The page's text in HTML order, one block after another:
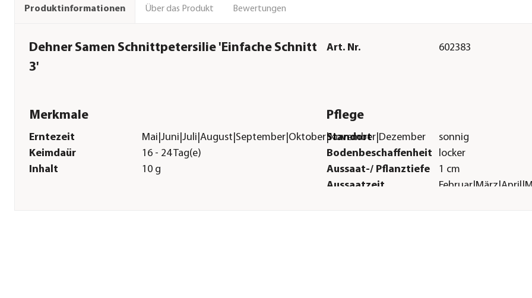
Produktinformationen Über das Produkt Bewertungen
Dehner Samen Schnittpetersilie 'Einfache Schnitt
3'
Art. Nr. 602383
Merkmale
Erntezeit
Mai|Juni|Juli|August|September|Oktober|November|Dezember
Keimdaür
16 - 24 Tag(e)
Inhalt
10 g
Pflege
Standort
sonnig
Bodenbeschaffenheit
locker
Aussaat-/ Pflanztiefe
1 cm
Aussaatzeit